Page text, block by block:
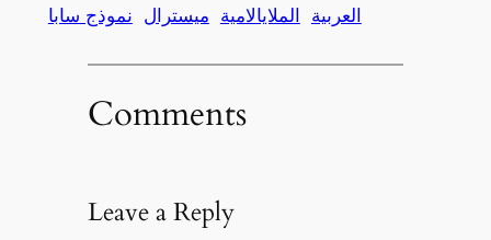
العربية
الملايالامية ميسترال نموذج سابا
Comments
Leave a Reply